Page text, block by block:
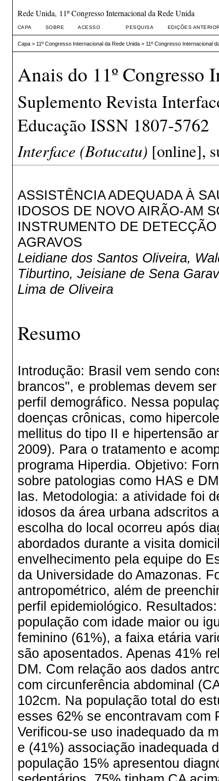
Rede Unida, 11º Congresso Internacional da Rede Unida
CAPA SOBRE ACESSO PESQUISA EDIÇÕES
Capa> 11º Congresso Internacional da Rede Unida> 11º Congresso Internacional
Anais do 11º Congresso
Suplemento Revista
Educação ISSN 1807-5762
Interface (Botucatu) [online],
ASSISTÊNCIA ADEQUADA À
IDOSOS DE NOVO AIRÃO-AM
INSTRUMENTO DE
AGRAVOS
Leidiane dos Santos Oliveira,
Tiburtino, Jeisiane de Sena
Lima de Oliveira
Resumo
Introdução: Brasil vem sendo
brancos", e problemas devem
perfil demográfico. Nessa
doenças crônicas, como
mellitus do tipo II e hipertensão
2009). Para o tratamento e
programa Hiperdia. Objetivo:
sobre patologias como HAS e
las. Metodologia: a atividade foi
idosos da área urbana adscritos
escolha do local ocorreu após
abordados durante a visita
envelhecimento pela equipe do
da Universidade do Amazonas.
antropométrico, além de
perfil epidemiológico.
população com idade maior ou
feminino (61%), a faixa etária
são aposentados. Apenas 41%
DM. Com relação aos dados
com circunferência abdominal
102cm. Na população total do
esses 62% se encontravam com
Verificou-se uso inadequado da
e (41%) associação inadequada
população 15% apresentou